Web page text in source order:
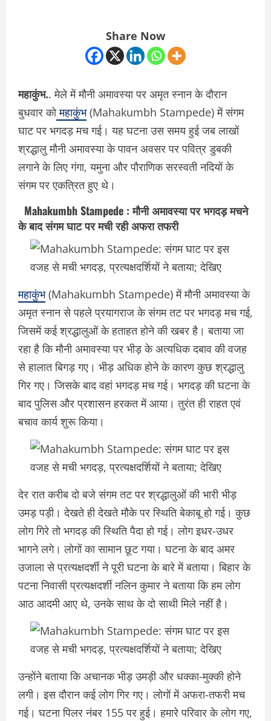
Share Now
महाकुंभ.. मेले में मौनी अमावस्या पर अमृत स्नान के दौरान
बुधवार कोमहाकुंभ(Mahakumbh Stampede) में संगम
घाट पर भगदड़ मच गई। यह घटना उस समय हुई जब लाखों
श्रद्धालु मौनी अमावस्या के पावन अवसर पर पवित्र डुबकी
लगाने के लिए गंगा, यमुना और पौराणिक सरस्वती नदियों के
संगम पर एकत्रित हुए थे।
Mahakumbh Stampede : मौनी अमावस्या पर भगदड़ मचने
के बाद संगम घाट पर मची रही अफरा तफरी
महाकुंभ(Mahakumbh Stampede) में मौनी अमावस्या के
अमृत स्नान से पहले प्रयागराज के संगम तट पर भगदड़ मच गई,
जिसमें कई श्रद्धालुओं के हताहत होने की खबर है। बताया जा
रहा है कि मौनी अमावस्या पर भीड़ के अत्यधिक दबाव की वजह
से हालात बिगड़ गए। भीड़ अधिक होने के कारण कुछ श्रद्धालु
गिर गए। जिसके बाद वहां भगदड़ मच गई। भगदड़ की घटना के
बाद पुलिस और प्रशासन हरकत में आया। तुरंत ही राहत एवं
बचाव कार्य शुरू किया।
देर रात करीब दो बजे संगम तट पर श्रद्धालुओं की भारी भीड़
उमड़ पड़ी। देखते ही देखते मौके पर स्थिति बेकाबू हो गई। कुछ
लोग गिरे तो भगदड़ की स्थिति पैदा हो गई। लोग इधर-उधर
भागने लगे। लोगों का सामान छूट गया। घटना के बाद अमर
उजाला से प्रत्यक्षदर्शी ने पूरी घटना के बारे में बताया। बिहार के
पटना निवासी प्रत्यक्षदर्शी नलिन कुमार ने बताया कि हम लोग
आठ आदमी आए थे, उनके साथ के दो साथी मिले नहीं है।
उन्होंने बताया कि अचानक भीड़ उमड़ी और धक्का-मुक्की होने
लगी। इस दौरान कई लोग गिर गए। लोगों में अफरा-तफरी मच
गई। घटना पिलर नंबर 155 पर हुई। हमारे परिवार के लोग गए,